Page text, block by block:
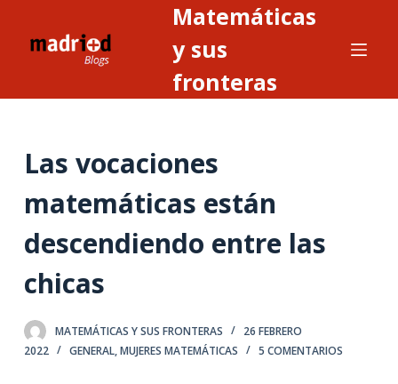
n
n
Matemáticas
y sus
fronteras
Las vocaciones
matemáticas están
descendiendo entre las
chicas
MATEMÁTICAS Y SUS FRONTERAS
26 FEBRERO
2022
GENERAL,MUJERES MATEMÁTICAS 5 COMENTARIOS